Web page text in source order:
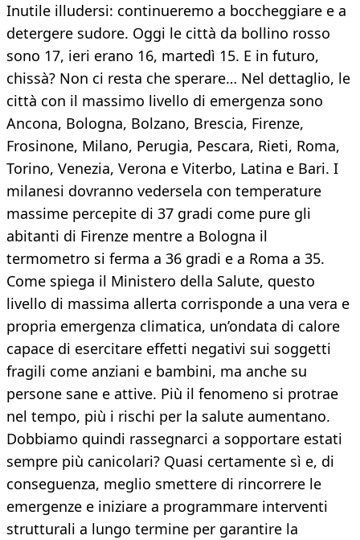
Inutile illudersi: continueremo a boccheggiare e a
detergere sudore. Oggi le città da bollino rosso
sono 17, ieri erano 16, martedì 15. E in futuro,
chissà? Non ci resta che sperare… Nel dettaglio, le
città con il massimo livello di emergenza sono
Ancona, Bologna, Bolzano, Brescia, Firenze,
Frosinone, Milano, Perugia, Pescara, Rieti, Roma,
Torino, Venezia, Verona e Viterbo, Latina e Bari. I
milanesi dovranno vedersela con temperature
massime percepite di 37 gradi come pure gli
abitanti di Firenze mentre a Bologna il
termometro si ferma a 36 gradi e a Roma a 35.
Come spiega il Ministero della Salute, questo
livello di massima allerta corrisponde a una vera e
propria emergenza climatica, un’ondata di calore
capace di esercitare effetti negativi sui soggetti
fragili come anziani e bambini, ma anche su
persone sane e attive. Più il fenomeno si protrae
nel tempo, più i rischi per la salute aumentano.
Dobbiamo quindi rassegnarci a sopportare estati
sempre più canicolari? Quasi certamente sì e, di
conseguenza, meglio smettere di rincorrere le
emergenze e iniziare a programmare interventi
strutturali a lungo termine per garantire la